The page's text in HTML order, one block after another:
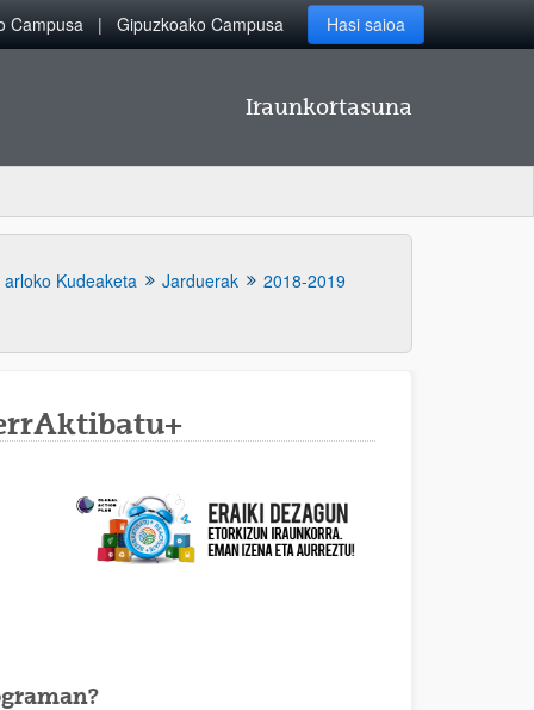
Campusa Gipuzkoako Campusa Hasi saioa
Iraunkortasuna
Kudeaketa Jarduerak
2018-2019